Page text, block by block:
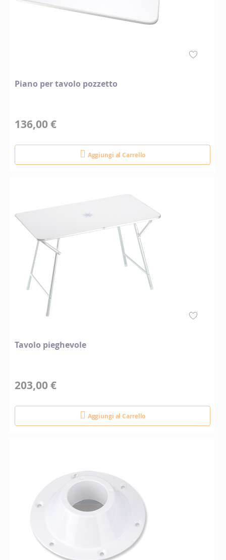
Piano per tavolo pozzetto
136,00 €
Aggiungi al Carrello
Tavolo pieghevole
203,00 €
Aggiungi al Carrello